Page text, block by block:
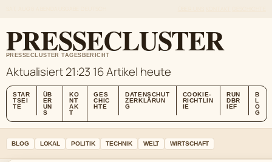
PRESSECLUSTER
PRESSECLUSTER TAGESBERICHT
Aktualisiert 21:23 16 Artikel heute
STAR
TSEI
TE
ÜB
ER
UN
S
KO
NT
AK
T
GES
CHIC
HTE
DATENSCHUT
ZERKLÄRUN
G
COOKIE-
RICHTLIN
IE
RUN
DBR
IEF
B
L
O
G
BLOG LOKAL POLITIK TECHNIK WELT WIRTSCHAFT